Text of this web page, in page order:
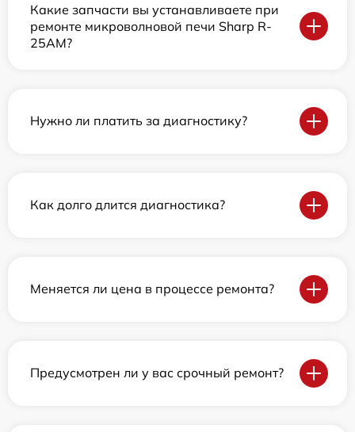
Какие запчасти вы устанавливаете при
ремонте микроволновой печи Sharp R-
25AM?
Нужно ли платить за диагностику?
Как долго длится диагностика?
Меняется ли цена в процессе ремонта?
Предусмотрен ли у вас срочный ремонт?